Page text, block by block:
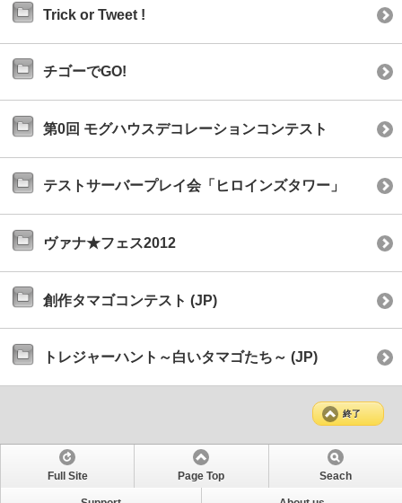
Trick or Tweet !
チゴーでGO!
第0回 モグハウスデコレーションコンテスト
テストサーバープレイ会「ヒロインズタワー」
ヴァナ★フェス2012
創作タマゴコンテスト (JP)
トレジャーハント～白いタマゴたち～ (JP)
終了
Full Site Page Top Seach